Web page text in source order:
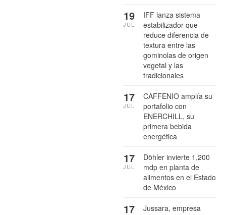
IFF lanza sistema
estabilizador que
reduce diferencia de
textura entre las
gominolas de origen
vegetal y las
tradicionales
19
JUL
CAFFENIO amplía su
portafolio con
ENERCHILL, su
primera bebida
energética
17
JUL
Döhler invierte 1,200
mdp en planta de
alimentos en el Estado
de México
17
JUL
Jussara, empresa
17